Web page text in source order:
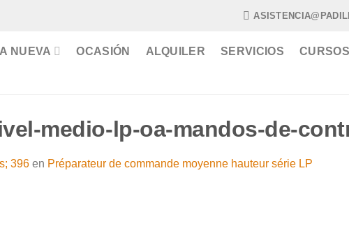
NUEVA OCASIÓN ALQUILER SERVICIOS CURSOS
medio-lp-oa-mandos-de-
396 en Préparateur de commande moyenne hauteur série LP